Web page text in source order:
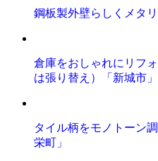
鋼板製外壁らしくメタ
倉庫をおしゃれにリフ
は張り替え）「新城市」
タイル柄をモノトーン
栄町」